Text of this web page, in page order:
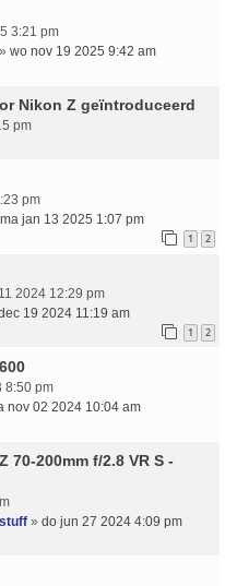
3:21 pm
» wo nov 19 2025 9:42 am
Nikon Z geïntroduceerd
pm
pm
ma jan 13 2025 1:07 pm
1 2
2024 12:29 pm
19 2024 11:19 am
1 2
8:50 pm
nov 02 2024 10:04 am
70-200mm f/2.8 VR S -
» do jun 27 2024 4:09 pm